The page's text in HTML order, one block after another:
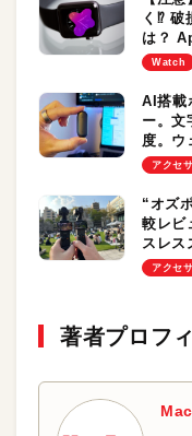
く⁉︎ 破
は？
Watch
AI搭載
ー。文
度。ウ
アクセ
“オズ
較レビ
スレス
大きな
アクセ
著者プロフ